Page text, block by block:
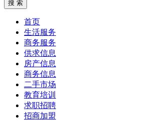
首页
生活服务
商务服务
供求信息
房产信息
商务信息
二手市场
教育培训
求职招聘
招商加盟